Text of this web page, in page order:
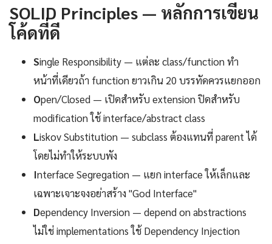
SOLID Principles — หลักการเขียน
โค้ดที่ดี
Single Responsibility — แต่ละ class/function ทำ
หน้าที่เดียวถ้า function ยาวเกิน 20 บรรทัดควรแยกออก
Open/Closed — เปิดสำหรับ extension ปิดสำหรับ
modification ใช้ interface/abstract class
Liskov Substitution — subclass ต้องแทนที่ parent ได้
โดยไม่ทำให้ระบบพัง
Interface Segregation — แยก interface ให้เล็กและ
เฉพาะเจาะจงอย่าสร้าง "God Interface"
Dependency Inversion — depend on abstractions
ไม่ใช่ implementations ใช้ Dependency Injection